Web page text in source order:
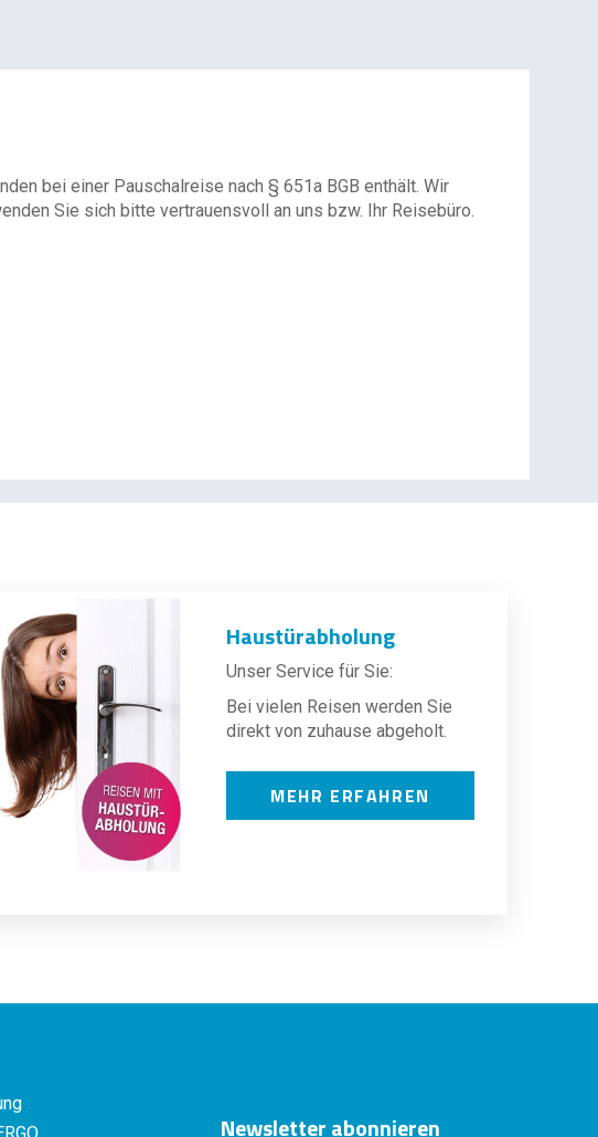
bei einer Pauschalreise nach § 651a BGB enthält. Wir
Sie sich bitte vertrauensvoll an uns bzw. Ihr Reisebüro.
Haustürabholung
Unser Service für Sie:
Bei vielen Reisen werden Sie
direkt von zuhause abgeholt.
MEHR ERFAHREN
Newsletter abonnieren